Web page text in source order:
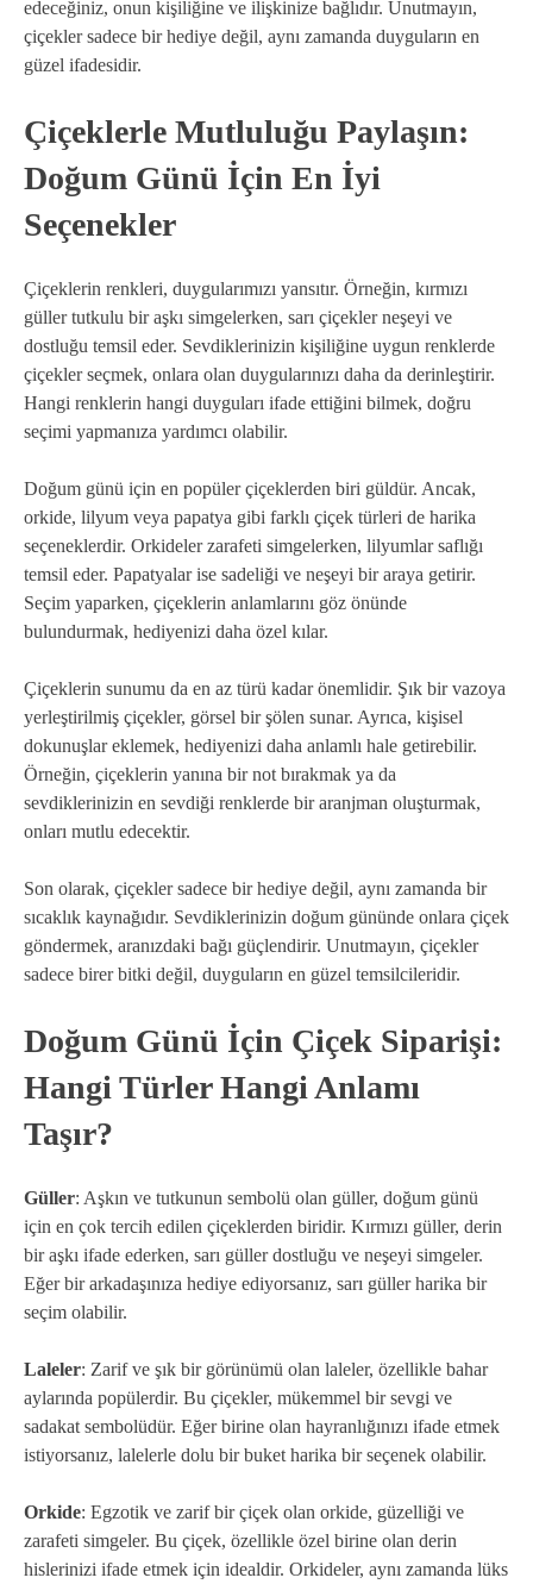
edeceğiniz, onun kişiliğine ve ilişkinize bağlıdır. Unutmayın,
çiçekler sadece bir hediye değil, aynı zamanda duyguların en
güzel ifadesidir.
Çiçeklerle Mutluluğu Paylaşın:
Doğum Günü İçin En İyi
Seçenekler
Çiçeklerin renkleri, duygularımızı yansıtır. Örneğin, kırmızı
güller tutkulu bir aşkı simgelerken, sarı çiçekler neşeyi ve
dostluğu temsil eder. Sevdiklerinizin kişiliğine uygun renklerde
çiçekler seçmek, onlara olan duygularınızı daha da derinleştirir.
Hangi renklerin hangi duyguları ifade ettiğini bilmek, doğru
seçimi yapmanıza yardımcı olabilir.
Doğum günü için en popüler çiçeklerden biri güldür. Ancak,
orkide, lilyum veya papatya gibi farklı çiçek türleri de harika
seçeneklerdir. Orkideler zarafeti simgelerken, lilyumlar saflığı
temsil eder. Papatyalar ise sadeliği ve neşeyi bir araya getirir.
Seçim yaparken, çiçeklerin anlamlarını göz önünde
bulundurmak, hediyenizi daha özel kılar.
Çiçeklerin sunumu da en az türü kadar önemlidir. Şık bir vazoya
yerleştirilmiş çiçekler, görsel bir şölen sunar. Ayrıca, kişisel
dokunuşlar eklemek, hediyenizi daha anlamlı hale getirebilir.
Örneğin, çiçeklerin yanına bir not bırakmak ya da
sevdiklerinizin en sevdiği renklerde bir aranjman oluşturmak,
onları mutlu edecektir.
Son olarak, çiçekler sadece bir hediye değil, aynı zamanda bir
sıcaklık kaynağıdır. Sevdiklerinizin doğum gününde onlara çiçek
göndermek, aranızdaki bağı güçlendirir. Unutmayın, çiçekler
sadece birer bitki değil, duyguların en güzel temsilcileridir.
Doğum Günü İçin Çiçek Siparişi:
Hangi Türler Hangi Anlamı
Taşır?
Güller: Aşkın ve tutkunun sembolü olan güller, doğum günü
için en çok tercih edilen çiçeklerden biridir. Kırmızı güller, derin
bir aşkı ifade ederken, sarı güller dostluğu ve neşeyi simgeler.
Eğer bir arkadaşınıza hediye ediyorsanız, sarı güller harika bir
seçim olabilir.
Laleler: Zarif ve şık bir görünümü olan laleler, özellikle bahar
aylarında popülerdir. Bu çiçekler, mükemmel bir sevgi ve
sadakat sembolüdür. Eğer birine olan hayranlığınızı ifade etmek
istiyorsanız, lalelerle dolu bir buket harika bir seçenek olabilir.
Orkide: Egzotik ve zarif bir çiçek olan orkide, güzelliği ve
zarafeti simgeler. Bu çiçek, özellikle özel birine olan derin
hislerinizi ifade etmek için idealdir. Orkideler, aynı zamanda lüks